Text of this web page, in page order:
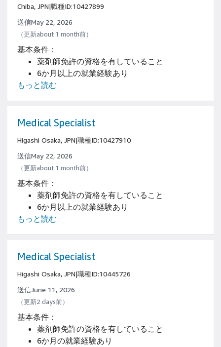
Chiba, JPN|職種ID:10427899
送信May 22, 2026
（更新about 1 month前）
基本条件：
薬剤師免許の資格を有していること
6か月以上の就業経験あり
もっと読む
Medical Specialist
Higashi Osaka, JPN|職種ID:10427910
送信May 22, 2026
（更新about 1 month前）
基本条件：
薬剤師免許の資格を有していること
6か月以上の就業経験あり
もっと読む
Medical Specialist
Higashi Osaka, JPN|職種ID:10445726
送信June 11, 2026
（更新2 days前）
基本条件：
薬剤師免許の資格を有していること
6か月の就業経験あり